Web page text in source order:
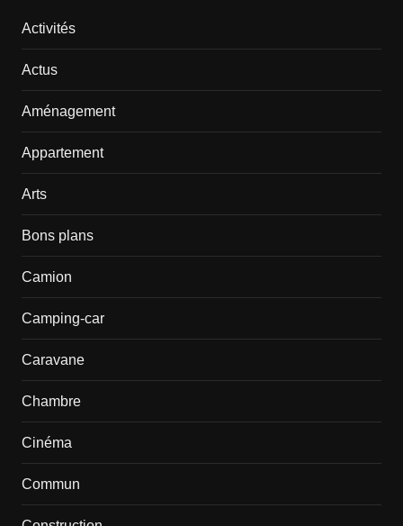
Activités
Actus
Aménagement
Appartement
Arts
Bons plans
Camion
Camping-car
Caravane
Chambre
Cinéma
Commun